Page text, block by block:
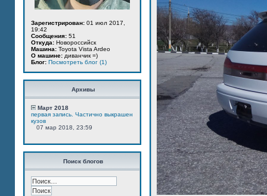
Зарегистрирован: 01 июл 2017,
19:42
Сообщения: 51
Откуда: Новороссийск
Машина: Toyota Vista Ardeo
О машине: диванчик =)
Блог: Посмотреть блог (1)
Архивы
Март 2018
первая запись. Частично выкрашен
кузов
07 мар 2018, 23:59
Поиск блогов